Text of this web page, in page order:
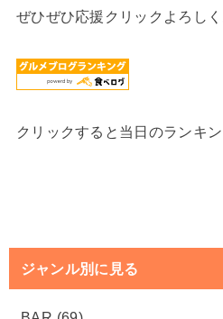
ぜひぜひ応援クリックよろしく
クリックすると当日のランキ
ジャンル別に見る